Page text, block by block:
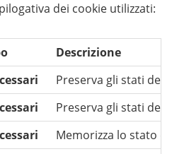
dei cookie utilizzati:
Descrizione
Preserva gli stati
Preserva gli stati
Memorizza lo stato